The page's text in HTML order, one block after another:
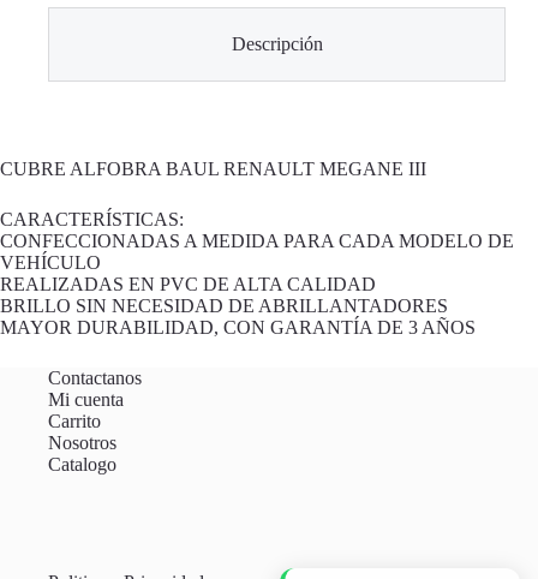
Descripción
CUBRE ALFOBRA BAUL RENAULT MEGANE III
CARACTERÍSTICAS:
CONFECCIONADAS A MEDIDA PARA CADA MODELO DE
VEHÍCULO
REALIZADAS EN PVC DE ALTA CALIDAD
BRILLO SIN NECESIDAD DE ABRILLANTADORES
MAYOR DURABILIDAD, CON GARANTÍA DE 3 AÑOS
Contactanos
Mi cuenta
Carrito
Nosotros
Catalogo